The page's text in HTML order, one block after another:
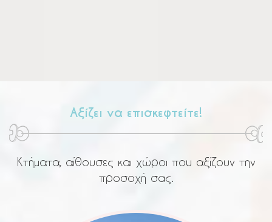
Αξίζει να επισκεφτείτε!
Κτήματα, αίθουσες και χώροι που αξίζουν την
προσοχή σας.